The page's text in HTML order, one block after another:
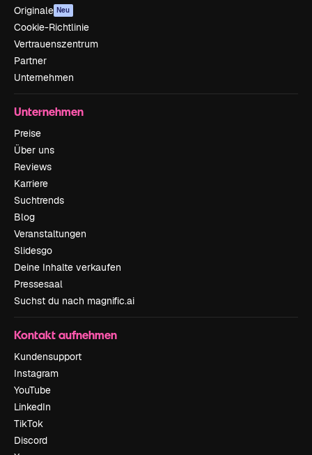
Originale Neu
Cookie-Richtlinie
Vertrauenszentrum
Partner
Unternehmen
Unternehmen
Preise
Über uns
Reviews
Karriere
Suchtrends
Blog
Veranstaltungen
Slidesgo
Deine Inhalte verkaufen
Pressesaal
Suchst du nach magnific.ai
Kontakt aufnehmen
Kundensupport
Instagram
YouTube
LinkedIn
TikTok
Discord